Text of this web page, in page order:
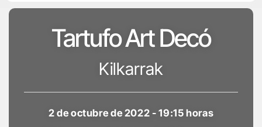
Skip
Tartufo Art Decó
Kilkarrak
2 de octubre de 2022 - 19:15 horas